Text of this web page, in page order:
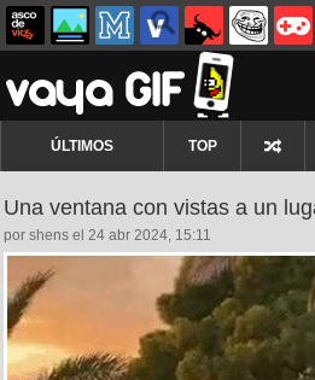
ÚLTIMOS TOP
Una ventana con vistas a un
por shens el 24 abr 2024, 15:11